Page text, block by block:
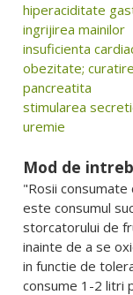
hiperaciditate
ingrijirea mainilor
insuficienta
obezitate;
pancreatita
stimularea
uremie
Mod de
"Rosii
este consumul
storcatorului de
inainte de a se
in functie de
consume 1-2 litri